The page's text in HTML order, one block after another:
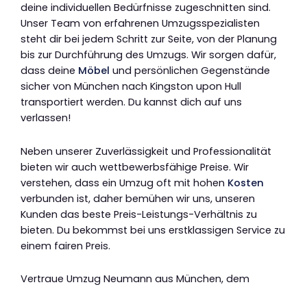
deine individuellen Bedürfnisse zugeschnitten sind.
Unser Team von erfahrenen Umzugsspezialisten
steht dir bei jedem Schritt zur Seite, von der Planung
bis zur Durchführung des Umzugs. Wir sorgen dafür,
dass deine Möbel und persönlichen Gegenstände
sicher von München nach Kingston upon Hull
transportiert werden. Du kannst dich auf uns
verlassen!
Neben unserer Zuverlässigkeit und Professionalität
bieten wir auch wettbewerbsfähige Preise. Wir
verstehen, dass ein Umzug oft mit hohen Kosten
verbunden ist, daher bemühen wir uns, unseren
Kunden das beste Preis-Leistungs-Verhältnis zu
bieten. Du bekommst bei uns erstklassigen Service zu
einem fairen Preis.
Vertraue Umzug Neumann aus München, dem